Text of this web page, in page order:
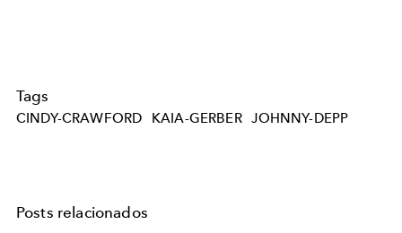
Tags
CINDY-CRAWFORD KAIA-GERBER JOHNNY-DEPP
Posts relacionados